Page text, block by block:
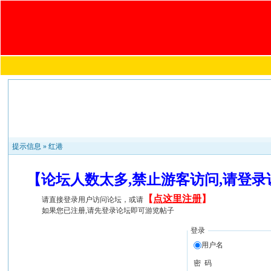
提示信息 »红港
【论坛人数太多,禁止游客访问,请登
请直接登录用户访问论坛，或请 【 点这里注册】
如果您已注册,请先登录论坛即可游览帖子
登录
用户名
密 码